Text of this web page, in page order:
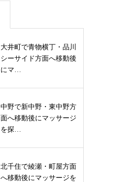
大井町で青物横丁・品川
シーサイド方面へ移動後
にマ…
中野で新中野・東中野方
面へ移動後にマッサージ
を探…
北千住で綾瀬・町屋方面
へ移動後にマッサージを